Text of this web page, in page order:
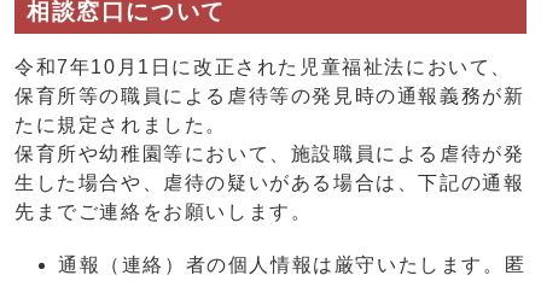
相談窓口について
令和7年10月1日に改正された児童福祉法において、
保育所等の職員による虐待等の発見時の通報義務が新
たに規定されました。
保育所や幼稚園等において、施設職員による虐待が発
生した場合や、虐待の疑いがある場合は、下記の通報
先までご連絡をお願いします。
通報（連絡）者の個人情報は厳守いたします。匿